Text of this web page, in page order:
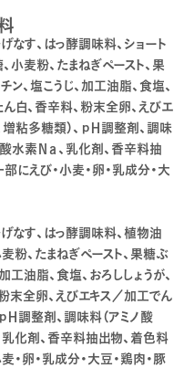
げなす、はっ酵調味料、ショート
小麦粉、たまねぎペースト、果
、塩こうじ、加工油脂、食塩、
白、香辛料、粉末全卵、えびエ
粘多糖類）、ｐＨ調整剤、調味
酸水素Ｎａ、乳化剤、香辛料抽
部にえび・小麦・卵・乳成分・大
げなす、はっ酵調味料、植物油
粉、たまねぎペースト、果糖ぶ
工油脂、食塩、おろししょうが、
末全卵、えびエキス／加工でん
Ｈ調整剤、調味料（アミノ酸
乳化剤、香辛料抽出物、着色料
麦・卵・乳成分・大豆・鶏肉・豚